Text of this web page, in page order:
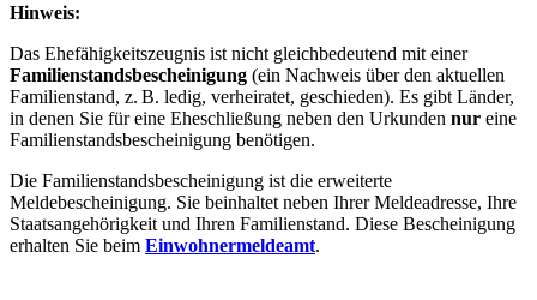
Hinweis:
Das Ehefähigkeitszeugnis ist nicht gleichbedeutend mit einer
Familienstandsbescheinigung (ein Nachweis über den aktuellen
Familienstand, z. B. ledig, verheiratet, geschieden). Es gibt Länder,
in denen Sie für eine Eheschließung neben den Urkunden nur eine
Familienstandsbescheinigung benötigen.
Die Familienstandsbescheinigung ist die erweiterte
Meldebescheinigung. Sie beinhaltet neben Ihrer Meldeadresse, Ihre
Staatsangehörigkeit und Ihren Familienstand. Diese Bescheinigung
erhalten Sie beim Einwohnermeldeamt.